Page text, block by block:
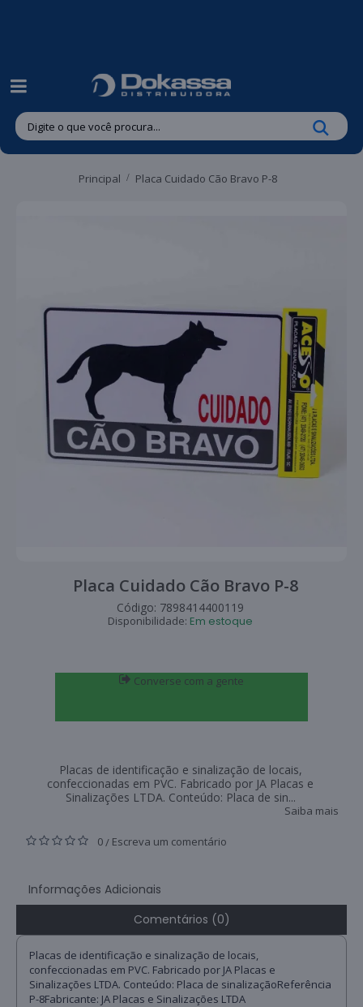
Principal Placa Cuidado Cão Bravo P-8
Placa Cuidado Cão Bravo P-8
Código: 7898414400119
Disponibilidade: Em estoque
Converse com a gente
Placas de identificação e sinalização de locais,
confeccionadas em PVC. Fabricado por JA Placas e
Sinalizações LTDA. Conteúdo: Placa de sin...
Saiba mais
0 / Escreva um comentário
Informações Adicionais
Comentários (0)
Placas de identificação e sinalização de locais,
confeccionadas em PVC. Fabricado por JA Placas e
Sinalizações LTDA. Conteúdo: Placa de sinalizaçãoReferência
P-8Fabricante: JA Placas e Sinalizações LTDA